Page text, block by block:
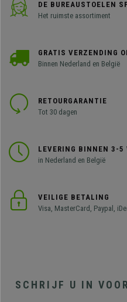
DE BUREAUSTOELEN
Het ruimste assortiment
GRATIS VERZENDING
Binnen Nederland en België
RETOURGARANTIE
Tot 30 dagen
LEVERING BINNEN 3-5
in Nederland en België
VEILIGE BETALING
Visa, MasterCard, Paypal,
SCHRIJF U IN